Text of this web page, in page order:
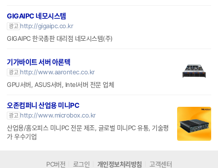
GIGAIPC 네모시스템
광고 http://gigaipc.co.kr
GIGAIPC 한국총판 대리점 네모시스템(주)
기가바이트 서버 아론텍
광고 http://www.aarontec.co.kr
GPU서버, ASUS서버, Intel서버 전문 업체
오존컴퍼니 산업용 미니PC
광고 http://www.microbox.co.kr
산업용/홈오피스 미니PC 전문 제조, 글로벌 미니PC 유통, 기술평
가 우수기업
PC버전 로그인 개인정보처리방침 고객센터